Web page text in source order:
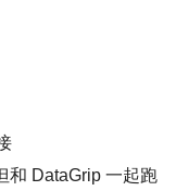
和 DataGrip 一起跑